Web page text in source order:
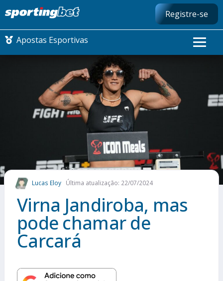
Registre-se
Apostas Esportivas
CONMEBOL LIBERTADORES
FUTEBOL NACIONAL
FUTEBOL INTERNACIONAL
COMO APOSTAR
MAIS ESPORTES
Lucas Eloy Última atualização: 22/07/2024
Virna Jandiroba, mas
pode chamar de
Carcará